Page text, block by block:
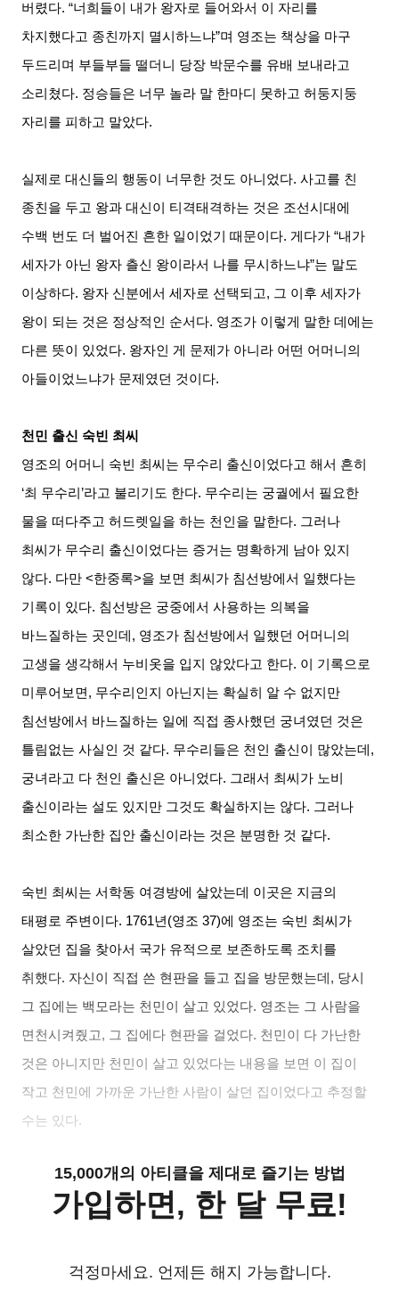
버렸다. “너희들이 내가 왕자로 들어와서 이 자리를
차지했다고 종친까지 멸시하느냐”며 영조는 책상을 마구
두드리며 부들부들 떨더니 당장 박문수를 유배 보내라고
소리쳤다. 정승들은 너무 놀라 말 한마디 못하고 허둥지둥
자리를 피하고 말았다.
실제로 대신들의 행동이 너무한 것도 아니었다.사고를 친
종친을 두고 왕과 대신이 티격태격하는 것은 조선시대에
수백 번도 더 벌어진 흔한 일이었기 때문이다. 게다가 “내가
세자가 아닌 왕자 츨신 왕이라서 나를 무시하느냐”는 말도
이상하다. 왕자 신분에서 세자로 선택되고, 그 이후 세자가
왕이 되는 것은 정상적인 순서다. 영조가 이렇게 말한 데에는
다른 뜻이 있었다. 왕자인 게 문제가 아니라 어떤 어머니의
아들이었느냐가 문제였던 것이다.
천민 출신 숙빈 최씨
영조의 어머니 숙빈 최씨는 무수리 출신이었다고 해서 흔히
‘최 무수리 ’라고 불리기도 한다. 무수리는 궁궐에서 필요한
물을 떠다주고 허드렛일을 하는 천인을 말한다. 그러나
최씨가 무수리 출신이었다는 증거는 명확하게 남아 있지
않다. 다만 <한중록>을 보면 최씨가 침선방에서 일했다는
기록이 있다. 침선방은 궁중에서 사용하는 의복을
바느질하는 곳인데 , 영조가 침선방에서 일했던 어머니의
고생을 생각해서 누비옷을 입지 않았다고 한다. 이 기록으로
미루어보면 , 무수리인지 아닌지는 확실히 알 수 없지만
침선방에서 바느질하는 일에 직접 종사했던 궁녀였던 것은
틀림없는 사실인 것 같다. 무수리들은 천인 출신이 많았는데 ,
궁녀라고 다 천인 출신은 아니었다. 그래서 최씨가 노비
출신이라는 설도 있지만 그것도 확실하지는 않다. 그러나
최소한 가난한 집안 출신이라는 것은 분명한 것 같다.
숙빈 최씨는 서학동 여경방에 살았는데 이곳은 지금의
태평로 주변이다. 1761년 (영조 37)에 영조는 숙빈 최씨가
살았던 집을 찾아서 국가 유적으로 보존하도록 조치를
취했다. 자신이 직접 쓴 현판을 들고 집을 방문했는데 , 당시
그 집에는 백모라는 천민이 살고 있었다. 영조는 그 사람을
면천시켜줬고, 그 집에다 현판을 걸었다. 천민이 다 가난한
것은 아니지만 천민이 살고 있었다는 내용을 보면 이 집이
작고 천민에 가까운 가난한 사람이 살던 집이었다고 추정할
수는 있다.
15,000개의 아티클을 제대로 즐기는 방법
가입하면, 한 달 무료!
걱정마세요. 언제든 해지 가능합니다.